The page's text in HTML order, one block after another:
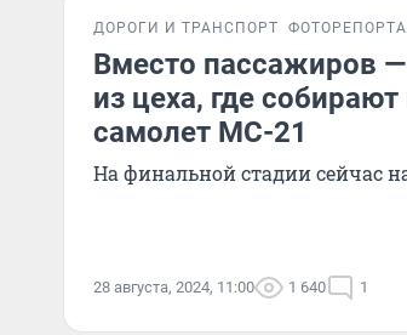
ДОРОГИ И ТРАНСПОРТ
Вместо пассажиров
из цеха, где
самолет МС-21
На финальной стадии сейчас
28 августа, 2024, 11:00 1 640 1